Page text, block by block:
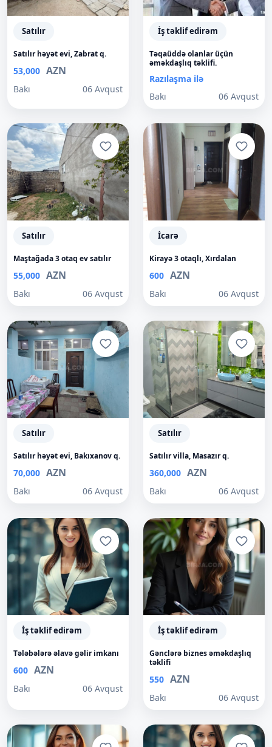
Satılır
Satılır həyət evi, Zabrat q.
53,000 AZN
Bakı 06 Avqust
İş təklif edirəm
Təqaüddə olanlar üçün
əməkdaşlıq təklifi.
Razılaşma ilə
Bakı
06 Avqust
Satılır
Maştağada 3 otaq ev satılır
55,000 AZN
Bakı 06 Avqust
İcarə
Kirayə 3 otaqlı, Xırdalan
600 AZN
Bakı 06 Avqust
Satılır
Satılır həyət evi, Bakıxanov q.
70,000 AZN
Bakı 06 Avqust
Satılır
Satılır villa, Masazır q.
360,000 AZN
Bakı 06 Avqust
İş təklif edirəm
Tələbələrə əlavə gəlir imkanı
600 AZN
Bakı 06 Avqust
İş təklif edirəm
Gənclərə biznes əməkdaşlıq
təklifi
550 AZN
Bakı 06 Avqust